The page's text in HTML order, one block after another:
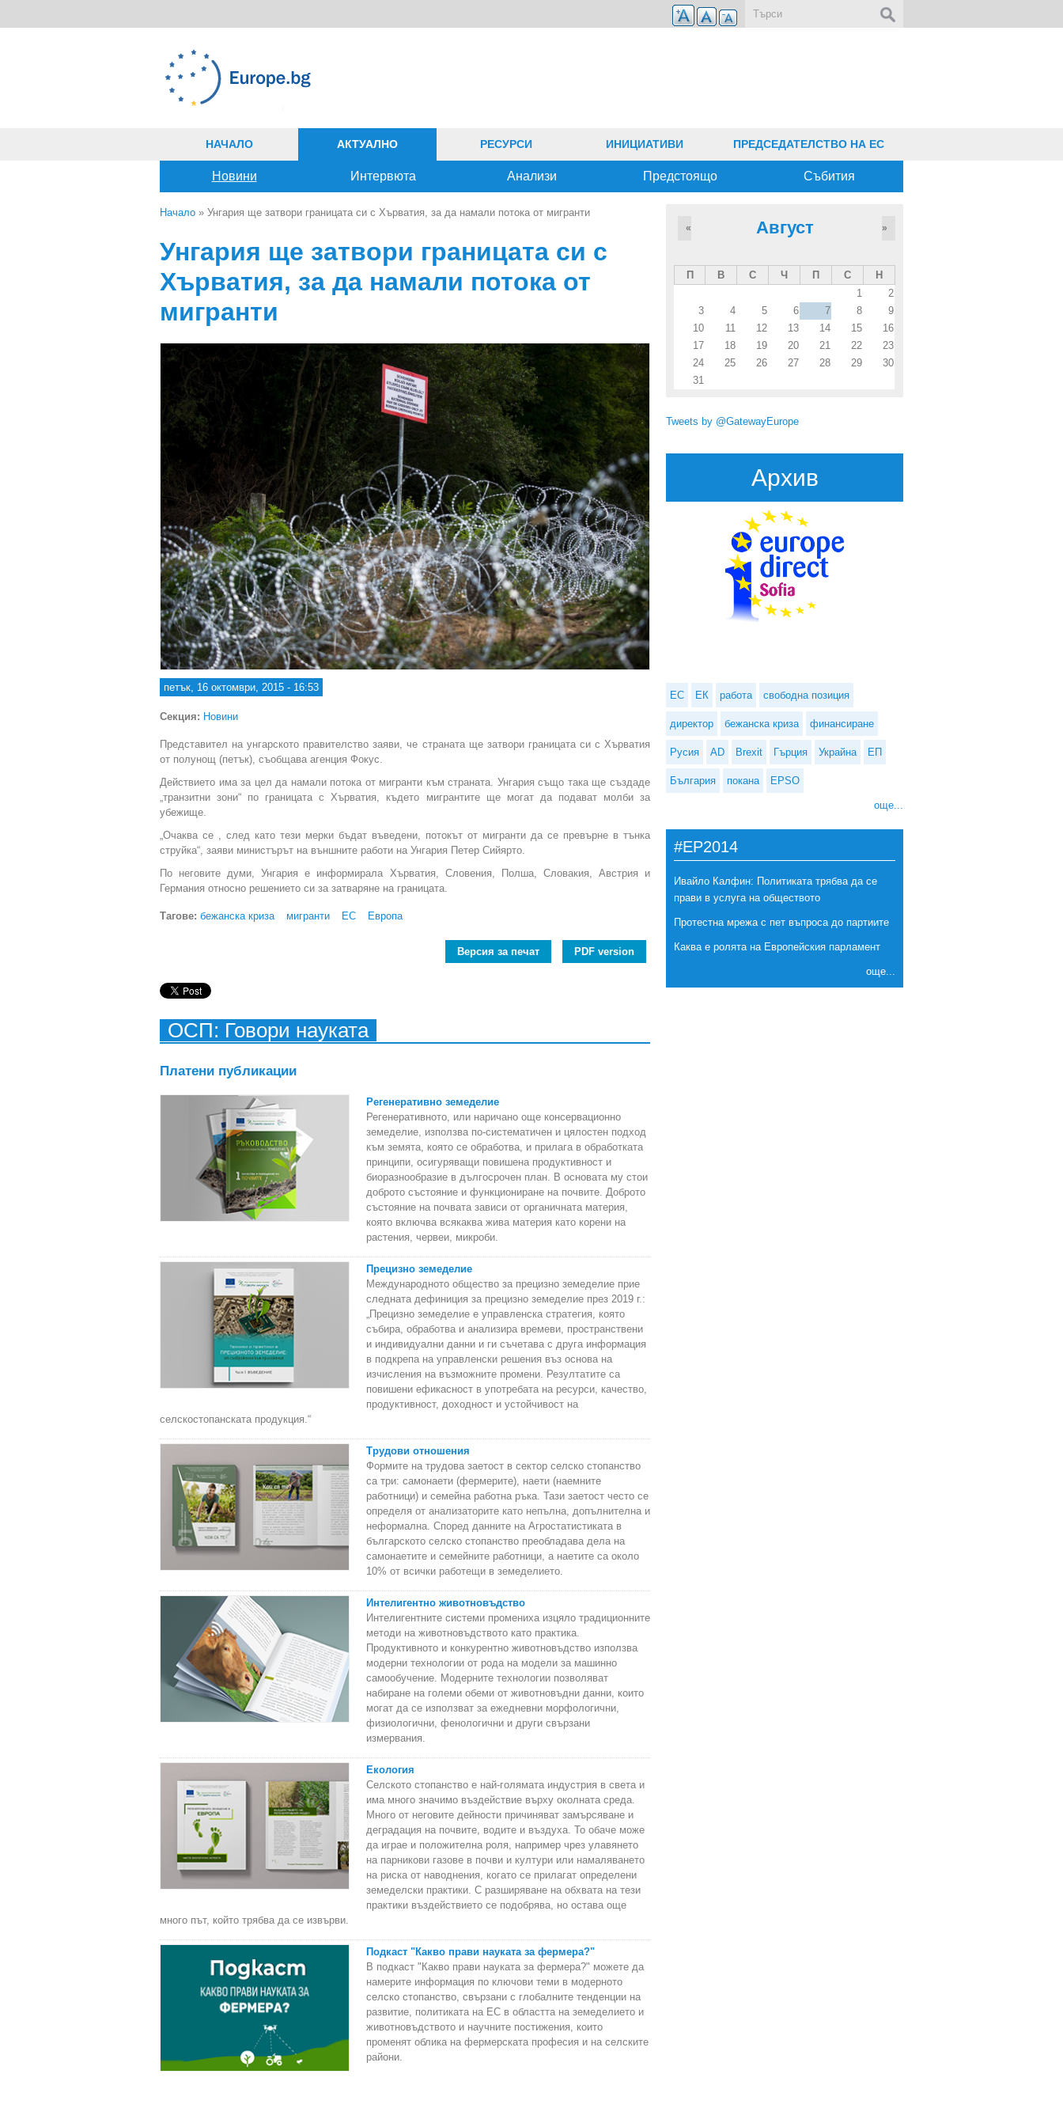
НАЧАЛО АКТУАЛНО
Новини Интервюта Анализи Предстоящо Събития
РЕСУРСИ ИНИЦИАТИВИ ПРЕДСЕДАТЕЛСТВО НА ЕС
Начало » Унгария ще затвори границата си с Хърватия, за да намали потока от мигранти
Унгария ще затвори границата си с
Хърватия, за да намали потока от
мигранти
петък, 16 октомври, 2015 - 16:53
Секция: Новини
Представител на унгарското правителство заяви, че страната ще затвори границата си с Хърватия
от полунощ (петък), съобщава агенция Фокус.
Действието има за цел да намали потока от мигранти към страната. Унгария също така ще създаде
„транзитни зони“ по границата с Хърватия, където мигрантите ще могат да подават молби за
убежище.
„Очаква се , след като тези мерки бъдат въведени, потокът от мигранти да се превърне в тънка
струйка“, заяви министърът на външните работи на Унгария Петер Сийярто.
По неговите думи, Унгария е информирала Хърватия, Словения, Полша, Словакия, Австрия и
Германия относно решението си за затваряне на границата.
Тагове: бежанска криза мигранти ЕС Европа
Версия за печат PDF version
ОСП: Говори науката
Платени публикации
Регенеративно земеделие
Регенеративното, или наричано още консервационно
земеделие, използва по-систематичен и цялостен подход
към земята, която се обработва, и прилага в обработката
принципи, осигуряващи повишена продуктивност и
биоразнообразие в дългосрочен план. В основата му стои
доброто състояние и функциониране на почвите. Доброто
състояние на почвата зависи от органичната материя,
която включва всякаква жива материя като корени на
растения, червеи, микроби.
Прецизно земеделие
Международното общество за прецизно земеделие прие
следната дефиниция за прецизно земеделие през 2019 г.:
„Прецизно земеделие е управленска стратегия, която
събира, обработва и анализира времеви, пространствени
и индивидуални данни и ги съчетава с друга информация
в подкрепа на управленски решения въз основа на
изчисления на възможните промени. Резултатите са
повишени ефикасност в употребата на ресурси, качество,
продуктивност, доходност и устойчивост на
селскостопанската продукция.“
Трудови отношения
Формите на трудова заетост в сектор селско стопанство
са три: самонаети (фермерите), наети (наемните
работници) и семейна работна ръка. Тази заетост често се
определя от анализаторите като непълна, допълнителна и
неформална. Според данните на Агростатистиката в
българското селско стопанство преобладава дела на
самонаетите и семейните работници, а наетите са около
10% от всички работещи в земеделието.
Интелигентно животновъдство
Интелигентните системи промениха изцяло традиционните
методи на животновъдството като практика.
Продуктивното и конкурентно животновъдство използва
модерни технологии от рода на модели за машинно
самообучение. Модерните технологии позволяват
набиране на големи обеми от животновъдни данни, които
могат да се използват за ежедневни морфологични,
физиологични, фенологични и други свързани
измервания.
Екология
Селското стопанство е най-голямата индустрия в света и
има много значимо въздействие върху околната среда.
Много от неговите дейности причиняват замърсяване и
деградация на почвите, водите и въздуха. То обаче може
да играе и положителна роля, например чрез улавянето
на парникови газове в почви и култури или намаляването
на риска от наводнения, когато се прилагат определени
земеделски практики. С разширяване на обхвата на тези
практики въздействието се подобрява, но остава още
много път, който трябва да се извърви.
Подкаст "Какво прави науката за фермера?"
В подкаст "Какво прави науката за фермера?" можете да
намерите информация по ключови теми в модерното
селско стопанство, свързани с глобалните тенденции на
развитие, политиката на ЕС в областта на земеделието и
животновъдството и научните постижения, които
променят облика на фермерската професия и на селските
райони.
Август
« »
П В С Ч П С
Н
1
2
3
4 5 6 7 8
9
10
11 12 13 14 15
16
17
18 19 20 21 22
23
24
25 26 27 28 29
30
31
Tweets by @GatewayEurope
Архив
ЕС ЕК работа свободна позиция
директор бежанска криза финансиране
Русия AD Brexit Гърция Украйна ЕП
България покана EPSO
още...
#EP2014
Ивайло Калфин: Политиката трябва да се
прави в услуга на обществото
Протестна мрежа с пет въпроса до партиите
Каква е ролята на Европейския парламент
още...